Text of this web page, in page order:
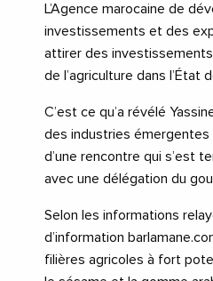
L’Agence marocaine de
investissements et des
attirer des
de l’agriculture dans l’État
C’est ce qu’a révélé
des industries émergentes
d’une rencontre qui s’est
avec une délégation du
Selon les informations
d’information
filières agricoles à fort